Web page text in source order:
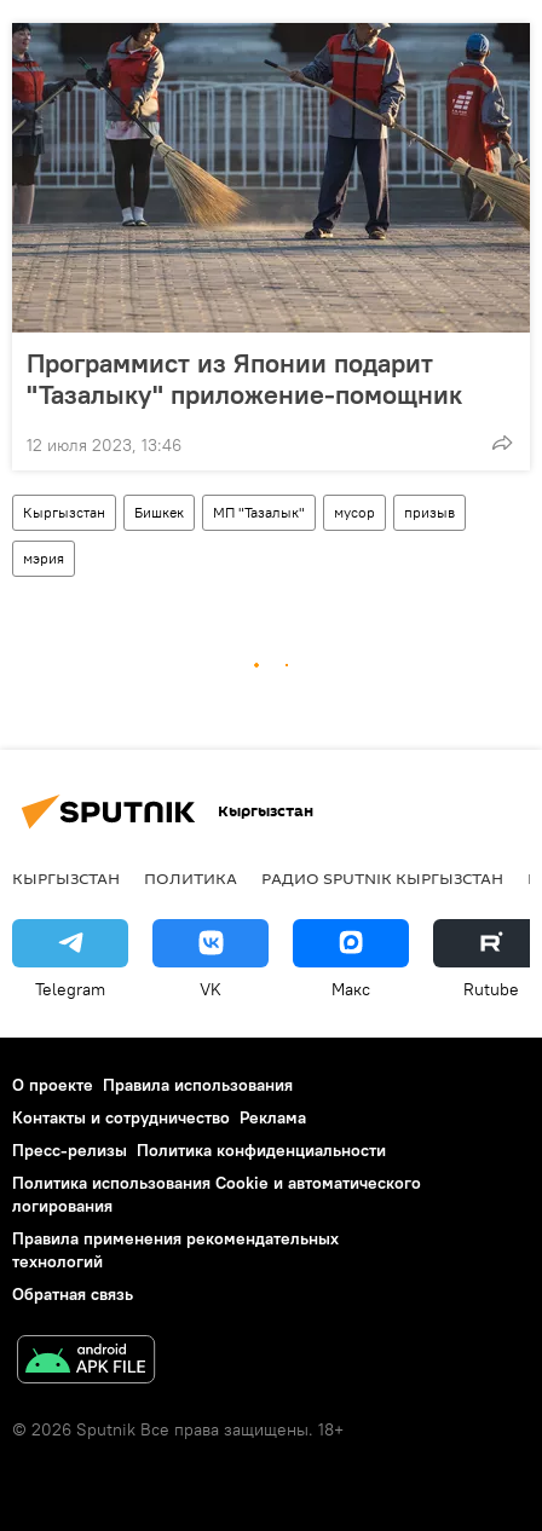
Программист из Японии подарит
"Тазалыку" приложение-помощник
12 июля 2023, 13:46
Кыргызстан Бишкек МП "Тазалык" мусор призыв
мэрия
Кыргызстан
КЫРГЫЗСТАН ПОЛИТИКА РАДИО SPUTNIK КЫРГЫЗСТАН
Telegram VK Макс Rutube
О проекте Правила использования
Контакты и сотрудничество Реклама
Пресс-релизы Политика конфиденциальности
Политика использования Cookie и автоматического
логирования
Правила применения рекомендательных
технологий
Обратная связь
© 2026 Sputnik Все права защищены. 18+